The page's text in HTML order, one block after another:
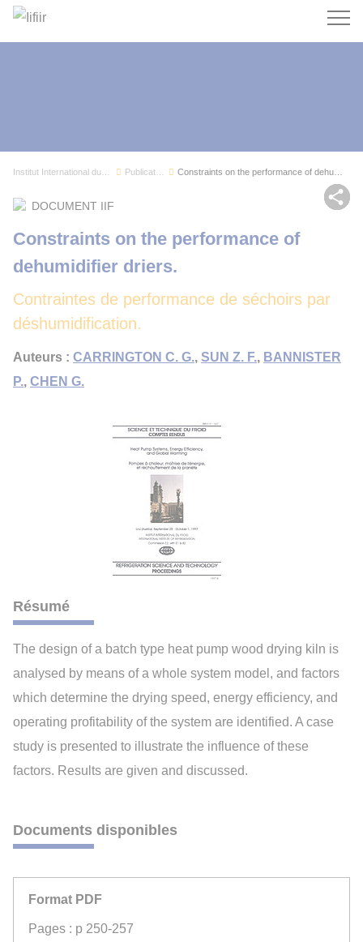
Publications
DOCUMENT IIF
Contraintes de performance de séchoirs par
déshumidification.
Constraints on the performance of
dehumidifier driers.
Auteurs : CARRINGTON C. G., SUN Z. F., BANNISTER
P., CHEN G.
Résumé
The design of a batch type heat pump wood drying kiln is
analysed by means of a whole system model, and factors
which determine the drying speed, energy efficiency, and
operating profitability of the system are identified. A case
study is presented to illustrate the influence of these
factors. Results are given and discussed.
Documents disponibles
Format PDF
Pages : p 250-257